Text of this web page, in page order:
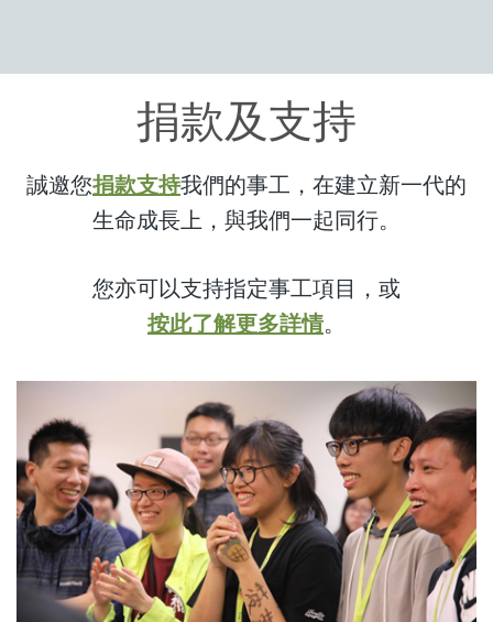
捐款及支持
誠邀您捐款支持我們的事工，在建立新一代的
生命成長上，與我們一起同行。
您亦可以支持指定事工項目，或
按此了解更多詳情。